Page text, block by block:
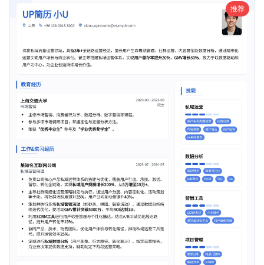
推荐